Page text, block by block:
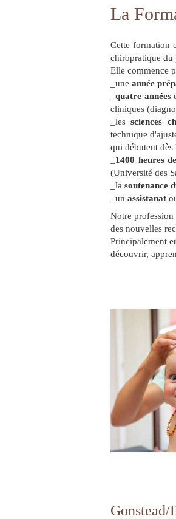
La
Cette formation
chiropratique du
Elle commence
_une année
quatre années
cliniques
_lessciences
technique
qui débutent dès
1400 heures
(Université des
_la soutenance
_un assistanat
Notre profession
des nouvelles
Principalement
découvrir,